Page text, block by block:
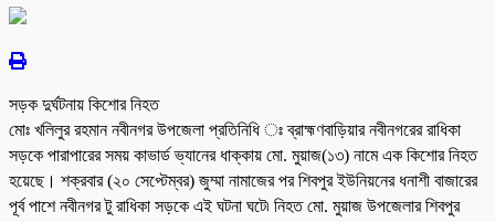
সড়ক দুর্ঘটনায় কিশোর নিহত
মোঃ খলিলুর রহমান নবীনগর উপজেলা প্রতিনিধি ঃ ব্রাহ্মণবাড়িয়ার নবীনগরের রাধিকা
সড়কে পারাপারের সময় কাভার্ড ভ্যানের ধাক্কায় মো. মুয়াজ(১৩) নামে এক কিশোর নিহত
হয়েছে। শক্রবার (২০ সেপ্টেম্বর) জুম্মা নামাজের পর শিবপুর ইউনিয়নের ধনাশী বাজারের
পূর্ব পাশে নবীনগর টু রাধিকা সড়কে এই ঘটনা ঘটে৷ নিহত মো. মুয়াজ উপজেলার শিবপুর